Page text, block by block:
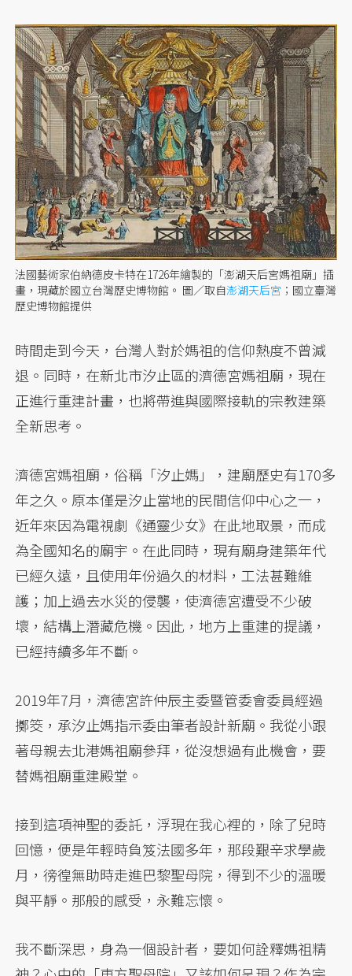
法國藝術家伯納德皮卡特在1726年繪製的「澎湖天后宮媽祖廟」插
畫，現藏於國立台灣歷史博物館。 圖／取自澎湖天后宮 ；國立臺灣
歷史博物館提供
時間走到今天，台灣人對於媽祖的信仰熱度不曾減
退。同時，在新北市汐止區的濟德宮媽祖廟，現在
正進行重建計畫，也將帶進與國際接軌的宗教建築
全新思考。
濟德宮媽祖廟，俗稱「汐止媽」，建廟歷史有170多
年之久。原本僅是汐止當地的民間信仰中心之一，
近年來因為電視劇《通靈少女》在此地取景，而成
為全國知名的廟宇。在此同時，現有廟身建築年代
已經久遠，且使用年份過久的材料，工法甚難維
護；加上過去水災的侵襲，使濟德宮遭受不少破
壞，結構上潛藏危機。因此，地方上重建的提議，
已經持續多年不斷。
2019年7月，濟德宮許仲辰主委暨管委會委員經過
擲筊，承汐止媽指示委由筆者設計新廟。我從小跟
著母親去北港媽祖廟參拜，從沒想過有此機會，要
替媽祖廟重建殿堂。
接到這項神聖的委託，浮現在我心裡的，除了兒時
回憶，便是年輕時負笈法國多年，那段艱辛求學歲
月，徬徨無助時走進巴黎聖母院，得到不少的溫暖
與平靜。那般的感受，永難忘懷。
我不斷深思，身為一個設計者，要如何詮釋媽祖精